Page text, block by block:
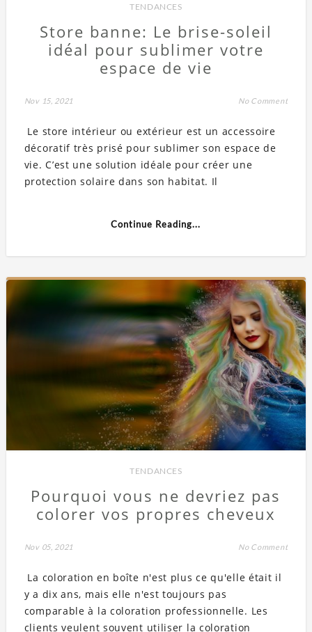
TENDANCES
Store banne: Le brise-soleil
idéal pour sublimer votre
espace de vie
Nov 15, 2021 No Comment
Le store intérieur ou extérieur est un accessoire
décoratif très prisé pour sublimer son espace de
vie. C’est une solution idéale pour créer une
protection solaire dans son habitat. Il
Continue Reading...
TENDANCES
Pourquoi vous ne devriez pas
colorer vos propres cheveux
Nov 05, 2021 No Comment
La coloration en boîte n'est plus ce qu'elle était il
y a dix ans, mais elle n'est toujours pas
comparable à la coloration professionnelle. Les
clients veulent souvent utiliser la coloration